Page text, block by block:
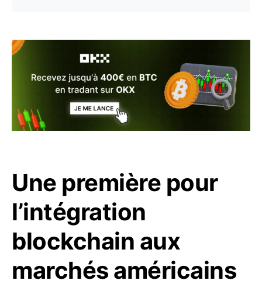
Une première pour
l’intégration
blockchain aux
marchés américains